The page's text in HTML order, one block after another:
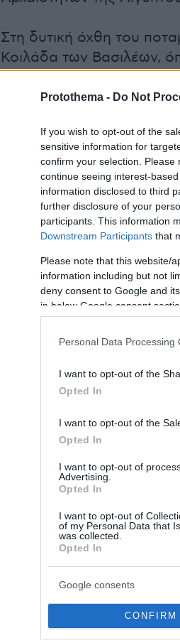
Protothema - Do Not
If you wish to opt-out of the
sensitive information for
confirm your selection.
continue seeing interest-
information disclosed to third
further disclosure of your
participants. This information
Downstream Participants that
Please note that this website/
information including but not
deny consent to Google and
in below Google consent
Personal Data Processing
I want to opt-out of the
Opted In
I want to opt-out of the
Opted In
I want to opt-out of
Advertising.
Opted In
I want to opt-out of
of my Personal Data that
was collected.
Opted In
Google consents
CONFIRM
Στη δυτική όχθη του
Κοιλάδα των Βασιλέων,
τάφος του